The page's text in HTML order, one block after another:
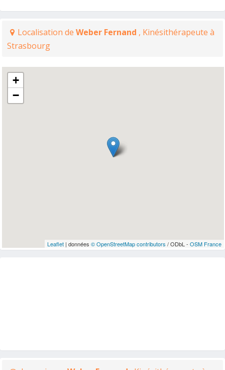
Localisation de Weber Fernand , Kinésithérapeute à
Strasbourg
+
−
Leaflet| données © OpenStreetMap contributors / ODbL - OSM France